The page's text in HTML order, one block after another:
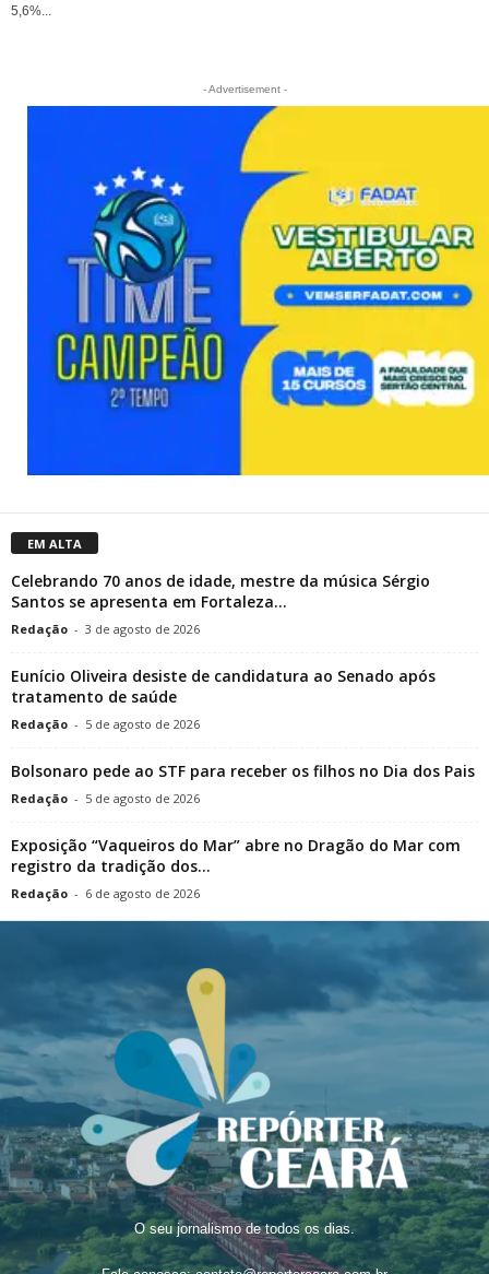
5,6%...
- Advertisement -
EM ALTA
Celebrando 70 anos de idade, mestre da música Sérgio
Santos se apresenta em Fortaleza...
Redação - 3 de agosto de 2026
Eunício Oliveira desiste de candidatura ao Senado após
tratamento de saúde
Redação - 5 de agosto de 2026
Bolsonaro pede ao STF para receber os filhos no Dia dos Pais
Redação - 5 de agosto de 2026
Exposição “Vaqueiros do Mar” abre no Dragão do Mar com
registro da tradição dos...
Redação - 6 de agosto de 2026
O seu jornalismo de todos os dias.